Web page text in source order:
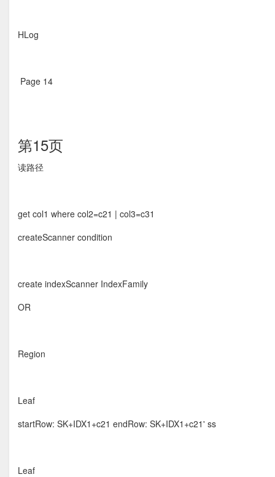
HLog
Page 14
第15页
读路径 
get col1 where col2=c21 | col3=c31
createScanner condition
create indexScanner IndexFamily
OR
Region
Leaf
startRow: SK+IDX1+c21 endRow: SK+IDX1+c21' ss
Leaf